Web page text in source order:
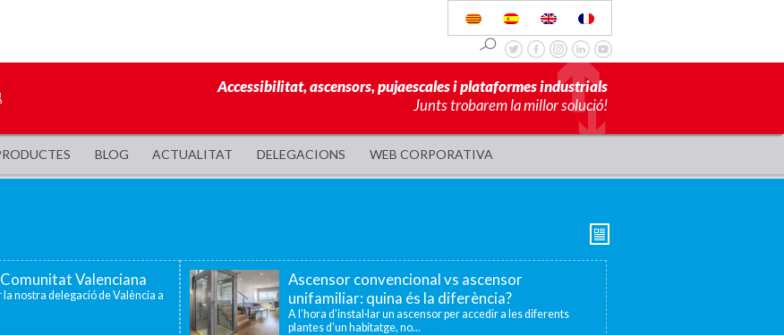
Accessibilitat, ascensors, pujaescales i plataformes industrials
Junts trobarem la millor solució!
BLOG ACTUALITAT DELEGACIONS WEB CORPORATIVA
Comunitat Valenciana
nostra delegació de València a
Ascensor convencional vs ascensor
unifamiliar: quina és la diferència?
A l’hora d’instal·lar un ascensor per accedir a les diferents
plantes d’un habitatge, no...